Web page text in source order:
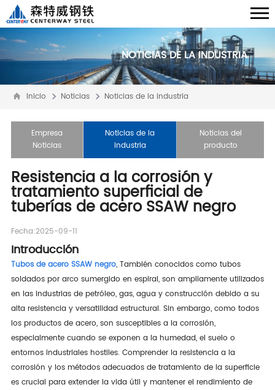
NOTICIAS DE LA INDUSTRIA
Inicio Noticias Noticias de la industria
Empresa
Noticias
Noticias de la
industria
Noticias del
producto
Resistencia a la corrosión y
tratamiento superficial de
tuberías de acero SSAW negro
Fecha:2025-09-11
Introducción
Tubos de acero SSAW negro, También conocidos como tubos
soldados por arco sumergido en espiral, son ampliamente utilizados
en las industrias de petróleo, gas, agua y construcción debido a su
alta resistencia y versatilidad estructural. Sin embargo, como todos
los productos de acero, son susceptibles a la corrosión,
especialmente cuando se exponen a la humedad, el suelo o
entornos industriales hostiles. Comprender la resistencia a la
corrosión y los métodos adecuados de tratamiento de la superficie
es crucial para extender la vida útil y mantener el rendimiento de